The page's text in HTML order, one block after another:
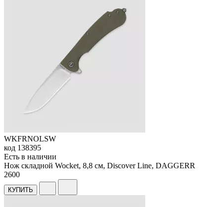
WKFRNOLSW
код 138395
Есть в наличии
Нож складной Wocket, 8,8 см, Discover Line, DAGGERR
2600
КУПИТЬ